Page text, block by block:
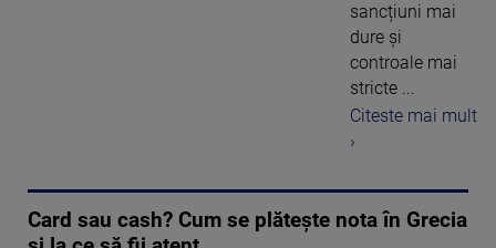
sancțiuni mai
dure și
controale mai
stricte ...
Citeste mai mult
›
Card sau cash? Cum se plătește nota în Grecia